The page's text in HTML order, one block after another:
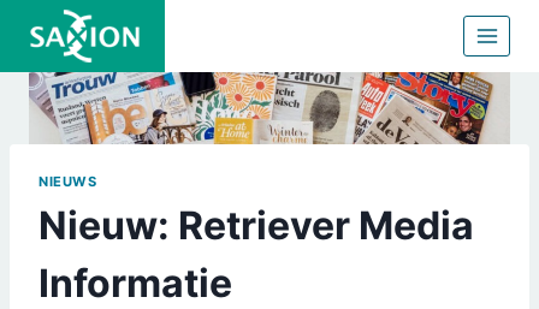
Doorgaan
naar
NIEUWS
Nieuw: Retriever Media
Informatie